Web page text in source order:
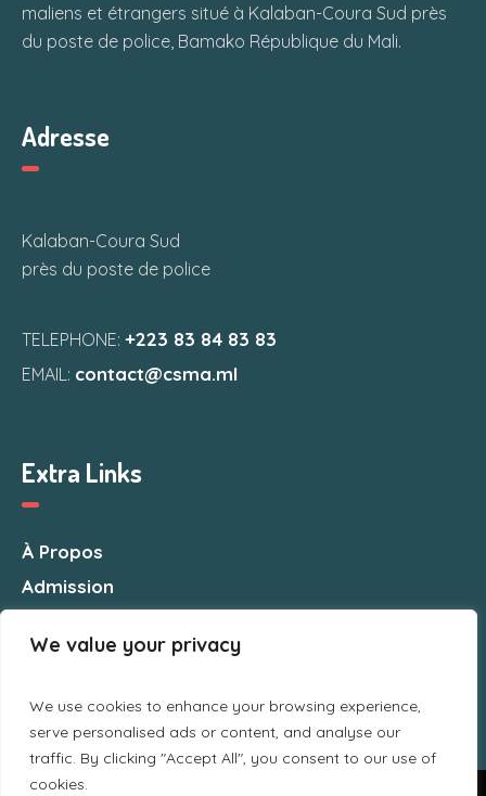
We value your privacy
We use cookies to enhance your browsing experience,
serve personalised ads or content, and analyse our
traffic. By clicking "Accept All", you consent to our use of
cookies.
maliens et étrangers situé à Kalaban-Coura Sud près
du poste de police, Bamako République du Mali.
Adresse
Kalaban-Coura Sud
près du poste de police
TELEPHONE:+223 83 84 83 83
EMAIL: contact@csma.ml
Extra Links
À Propos
Admission